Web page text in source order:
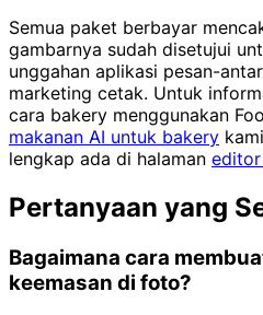
Semua paket berbayar
gambarnya sudah disetujui
unggahan aplikasi pesan-
marketing cetak. Untuk
cara bakery menggunakan
makanan AI untuk bakery
lengkap ada di halaman
Pertanyaan yang
Bagaimana cara
keemasan di foto?